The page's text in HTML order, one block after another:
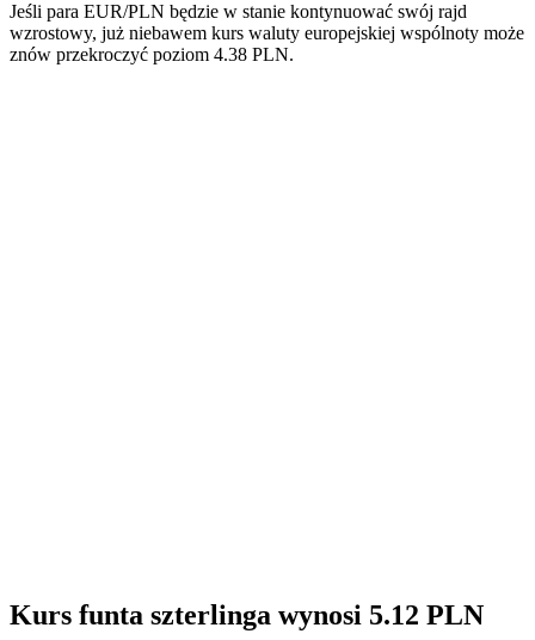
Jeśli para EUR/PLN będzie w stanie kontynuować swój rajd
wzrostowy, już niebawem kurs waluty europejskiej wspólnoty może
znów przekroczyć poziom 4.38 PLN.
Kurs funta szterlinga wynosi 5.12 PLN